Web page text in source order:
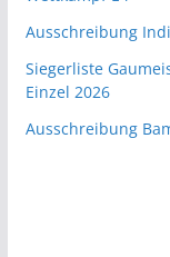
Ausschreibung
Siegerliste
Einzel 2026
Ausschreibung